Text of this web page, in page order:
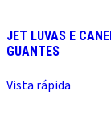
JET LUVAS E
GUANTES
Vista rápida